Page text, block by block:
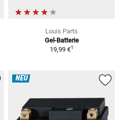
Louis Parts
Gel-Batterie
19,99 €1
NEU